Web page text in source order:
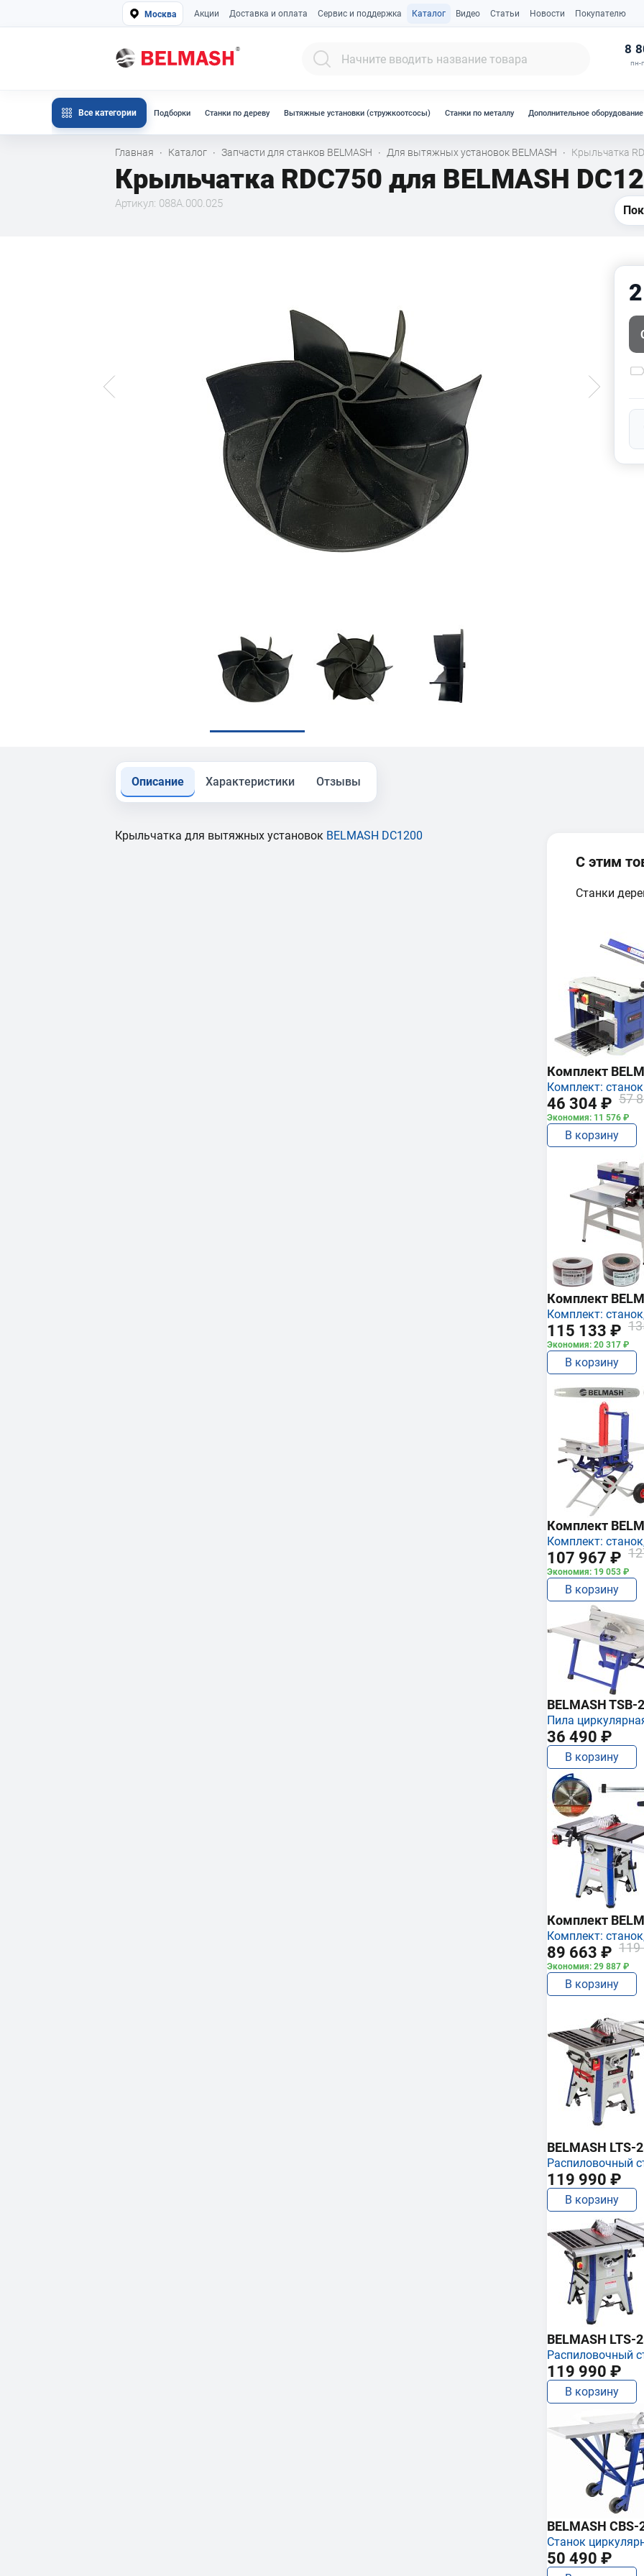
Москва Акции Доставка и оплата Сервис и поддержка Каталог Видео Статьи Новости Покупателю
8
пн-
Все категории Подборки Станки по дереву Вытяжные установки (стружкоотсосы) Станки по металлу Дополнительное оборудование
Главная · Каталог · Запчасти для станков BELMASH · Для вытяжных установок BELMASH · Крыльчатка
Крыльчатка RDC750 для BELMASH
Артикул: 088А.000.025
Описание Характеристики Отзывы
Крыльчатка для вытяжных установок BELMASH DC1200
С этим
Станки
Комплект
Комплект:
46 304 ₽ 57
Экономия: 11 576 ₽
В корзину
Комплект
Комплект:
115 133 ₽
Экономия: 20 317 ₽
В корзину
Комплект
Комплект:
107 967 ₽
Экономия: 19 053 ₽
В корзину
BELMASH TSB-
Пила
36 490 ₽
В корзину
Комплект
Комплект:
89 663 ₽ 119
Экономия: 29 887 ₽
В корзину
BELMASH LTS-
Распиловочный
119 990 ₽
В корзину
BELMASH LTS-
Распиловочный
119 990 ₽
В корзину
BELMASH CBS-
Станок
50 490 ₽